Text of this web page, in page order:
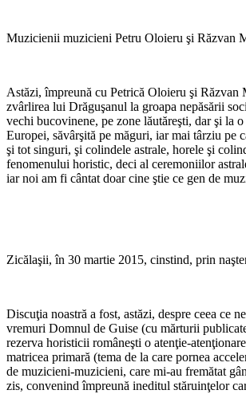
Muzicienii muzicieni Petru Oloieru şi Răzvan
Astăzi, împreună cu Petrică Oloieru şi Răzvan
zvârlirea lui Drăguşanul la groapa nepăsării
vechi bucovinene, pe zone lăutăreşti, dar şi la
Europei, săvârşită pe măguri, iar mai târziu pe
şi tot singuri, şi colindele astrale, horele şi
fenomenului horistic, deci al ceremoniilor
iar noi am fi cântat doar cine ştie ce gen de
Zicălaşii, în 30 martie 2015, cinstind, prin
Discuţia noastră a fost, astăzi, despre ceea ce
vremuri Domnul de Guise (cu mărturii
rezerva horisticii româneşti o atenţie-
matricea primară (tema de la care pornea
de muzicieni-muzicieni, care mi-au fremătat
zis, convenind împreună ineditul stăruinţelor